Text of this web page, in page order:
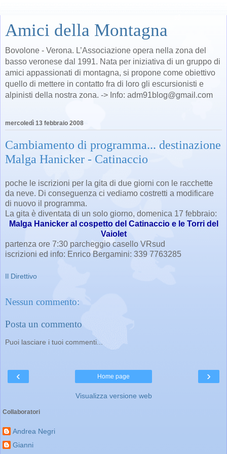
Amici della Montagna
Bovolone - Verona. L’Associazione opera nella zona del
basso veronese dal 1991. Nata per iniziativa di un gruppo di
amici appassionati di montagna, si propone come obiettivo
quello di mettere in contatto fra di loro gli escursionisti e
alpinisti della nostra zona. -> Info: adm91blog@gmail.com
mercoledì 13 febbraio 2008
Cambiamento di programma... destinazione
Malga Hanicker - Catinaccio
poche le iscrizioni per la gita di due giorni con le racchette
da neve. Di conseguenza ci vediamo costretti a modificare
di nuovo il programma.
La gita è diventata di un solo giorno, domenica 17 febbraio:
Malga Hanicker al cospetto del Catinaccio e le Torri del
Vaiolet
partenza ore 7:30 parcheggio casello VRsud
iscrizioni ed info: Enrico Bergamini: 339 7763285
Il Direttivo
Nessun commento:
Posta un commento
Puoi lasciare i tuoi commenti...
‹ ›
Home page
Visualizza versione web
Collaboratori
Andrea Negri
Gianni